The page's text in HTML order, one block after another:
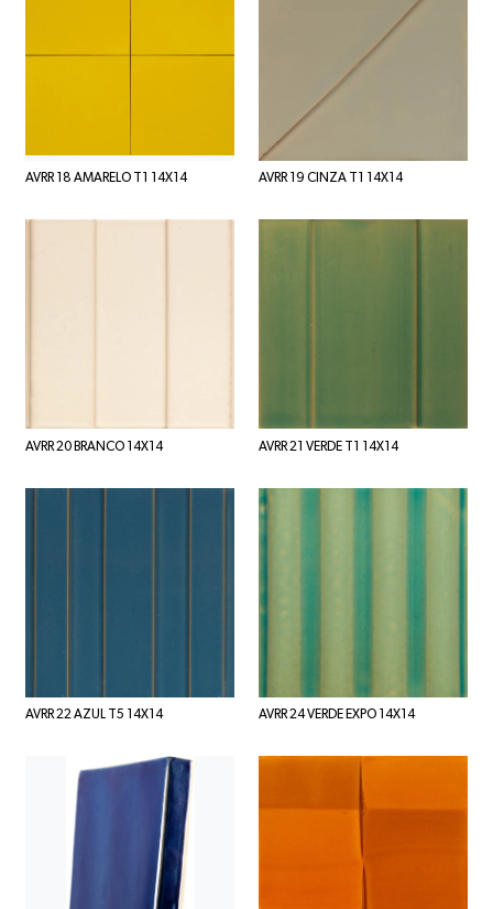
AVRR 18 AMARELO T1 14X14 AVRR 19 CINZA T1 14X14
AVRR 20 BRANCO 14X14 AVRR 21 VERDE T1 14X14
AVRR 22 AZUL T5 14X14 AVRR 24 VERDE EXPO 14X14